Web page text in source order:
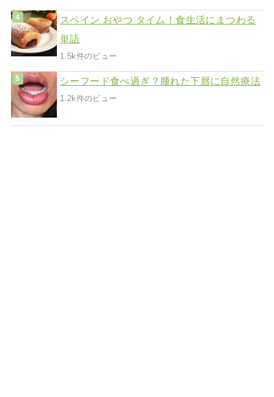
スペイン おやつ タイム！食生活にまつわる
単語
1.5k件のビュー
シーフード食べ過ぎ？腫れた下唇に自然療法
1.2k件のビュー